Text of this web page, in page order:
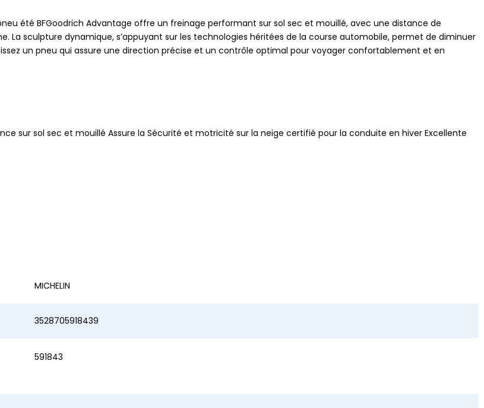
été BFGoodrich Advantage offre un freinage performant sur sol sec et mouillé, avec une distance de
La sculpture dynamique, s’appuyant sur les technologies héritées de la course automobile, permet de diminuer
un pneu qui assure une direction précise et un contrôle optimal pour voyager confortablement et en
sur sol sec et mouillé Assure la Sécurité et motricité sur la neige certifié pour la conduite en hiver Excellente
MICHELIN
3528705918439
591843